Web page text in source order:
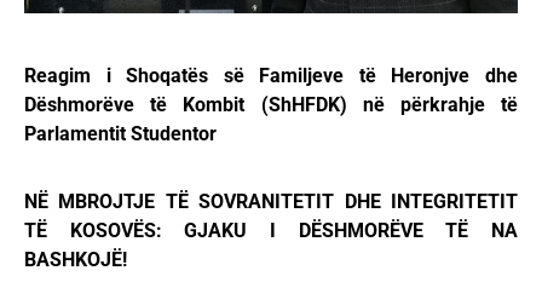
Reagim i Shoqatës së Familjeve të Heronjve dhe
Dëshmorëve të Kombit (ShHFDK) në përkrahje të
Parlamentit Studentor
NË MBROJTJE TË SOVRANITETIT DHE INTEGRITETIT
TË KOSOVËS: GJAKU I DËSHMORËVE TË NA
BASHKOJË!